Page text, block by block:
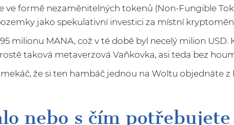
formě nezaměnitelných tokenů (Non-Fungible
jako spekulativní investici za místní
milionu MANA, což v té době byl necelý milion
taková metaverzová Vaňkovka, asi teda bez
že si ten hambáč jednou na Woltu objednáte
nebo s čím